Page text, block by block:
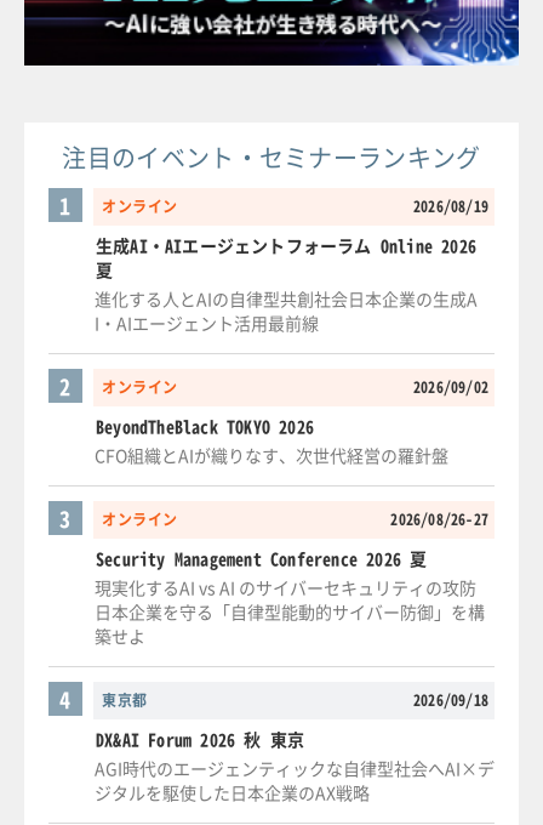
注目のイベント・セミナーランキング
オンライン 2026/08/19
1
生成AI・AIエージェントフォーラム Online 2026
夏
進化する人とAIの自律型共創社会日本企業の生成A
I・AIエージェント活用最前線
オンライン 2026/09/02
2
BeyondTheBlack TOKYO 2026
CFO組織とAIが織りなす、次世代経営の羅針盤
オンライン 2026/08/26-27
3
Security Management Conference 2026 夏
現実化するAI vs AI のサイバーセキュリティの攻防
日本企業を守る「自律型能動的サイバー防御」を構
築せよ
東京都 2026/09/18
4
DX&AI Forum 2026 秋 東京
AGI時代のエージェンティックな自律型社会へAI×デ
ジタルを駆使した日本企業のAX戦略